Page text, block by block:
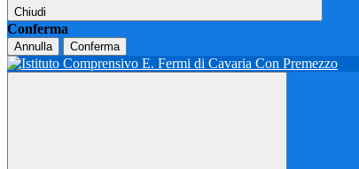
Chiudi
Conferma
Annulla Conferma